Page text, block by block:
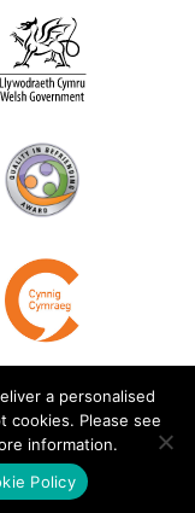
a personalised
cookies. Please see
information.
Policy